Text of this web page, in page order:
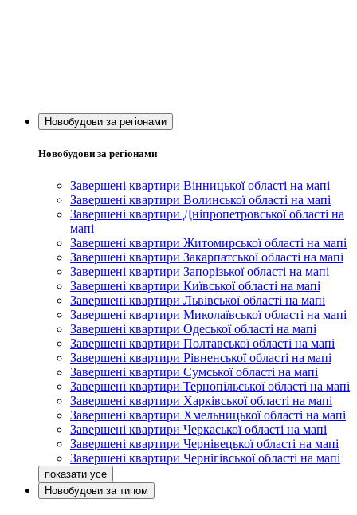
Новобудови за регіонами
Новобудови за регіонами
Завершені квартири Вінницької області на мапі
Завершені квартири Волинської області на мапі
Завершені квартири Дніпропетровської області на
мапі
Завершені квартири Житомирської області на мапі
Завершені квартири Закарпатської області на мапі
Завершені квартири Запорізької області на мапі
Завершені квартири Київської області на мапі
Завершені квартири Львівської області на мапі
Завершені квартири Миколаївської області на мапі
Завершені квартири Одеської області на мапі
Завершені квартири Полтавської області на мапі
Завершені квартири Рівненської області на мапі
Завершені квартири Сумської області на мапі
Завершені квартири Тернопільської області на мапі
Завершені квартири Харківської області на мапі
Завершені квартири Хмельницької області на мапі
Завершені квартири Черкаської області на мапі
Завершені квартири Чернівецької області на мапі
Завершені квартири Чернігівської області на мапі
Новобудови за типом